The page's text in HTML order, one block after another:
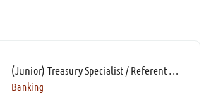
(Junior) Treasury Specialist / Referent Treasury (m/w/d)*
Banking